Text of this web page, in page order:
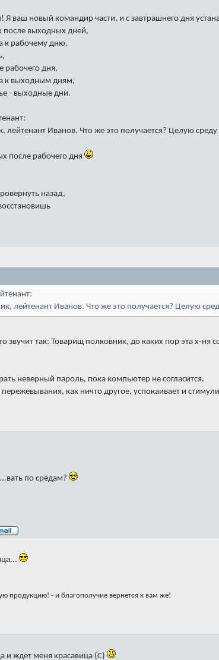
ваш новый командир части, и с завтрашнего дня
после выходных дней,
к рабочему дню,
рабочего дня,
к выходным дням,
- выходные дни.
лейтенант Иванов. Что же это получается? Целую среду
после рабочего дня
назад,
лейтенант Иванов. Что же это получается? Целую
звучит так: Товарищ полковник, до каких пор эта х-ня
неверный пароль, пока компьютер не согласится.
как ничто другое, успокаивает и
по средам?
продукцию! - и благополучие вернется к вам же!
и ждет меня красавица (С)